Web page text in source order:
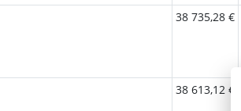
38 735,28 €
38 613,12 €